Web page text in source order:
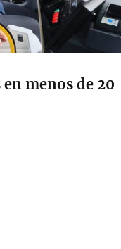
menos de 20